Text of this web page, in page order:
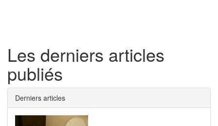
Les derniers articles
publiés
Derniers articles